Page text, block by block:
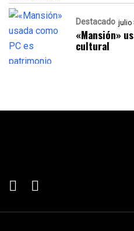
Destacado julio
«Mansión»
cultural